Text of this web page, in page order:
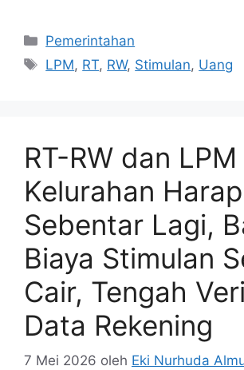
Kategori
Pemerintahan
Tag
LPM, RT, RW, Stimulan, Uang
RT-RW dan
Kelurahan
Sebentar Lagi,
Biaya Stimulan
Cair, Tengah
Data Rekening
7 Mei 2026 oleh Eki Nurhuda